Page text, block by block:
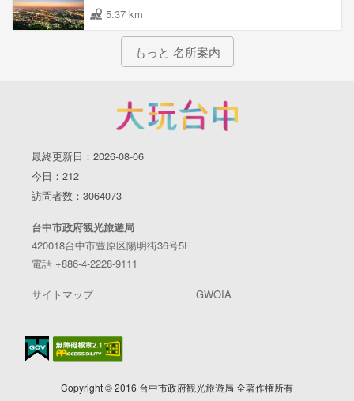
5.37 km
もっと 名所案内
最終更新日：2026-08-06
今日：212
訪問者数：3064073
台中市政府観光旅遊局
420018台中市豊原区陽明街36号5F
電話 +886-4-2228-9111
サイトマップ GWOIA
Copyright © 2016 台中市政府観光旅遊局 全著作権所有